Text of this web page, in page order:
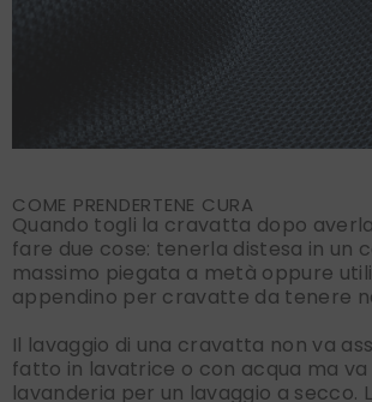
COME PRENDERTENE CURA
Quando togli la cravatta dopo
fare due cose: tenerla distesa in un
massimo piegata a metà oppure
appendino per cravatte da tenere
Il lavaggio di una cravatta non va
fatto in lavatrice o con acqua ma
lavanderia per un lavaggio a secco.